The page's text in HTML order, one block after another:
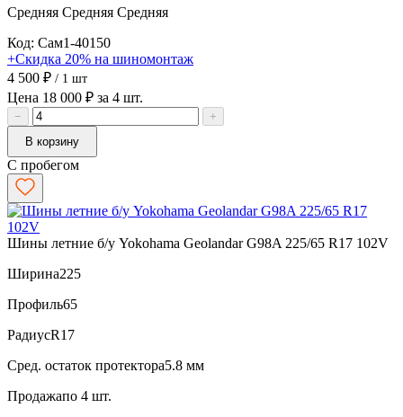
Средняя Средняя Средняя
Код: Сам1-40150
+Скидка 20% на шиномонтаж
4 500 ₽ / 1 шт
Цена 18 000 ₽ за 4 шт.
−
+
В корзину
С пробегом
Шины летние б/у Yokohama Geolandar G98A 225/65 R17 102V
Ширина225
Профиль65
РадиусR17
Сред. остаток протектора5.8 мм
Продажапо 4 шт.